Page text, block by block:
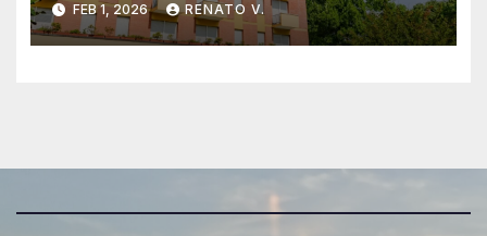
FEB 1, 2026 RENATO V.